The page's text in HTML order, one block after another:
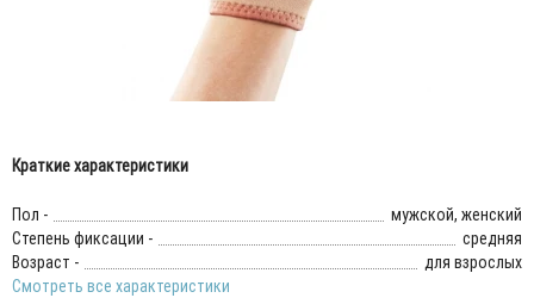
Краткие характеристики
Пол -
мужской, женский
Степень фиксации -
средняя
Возраст -
для взрослых
Смотреть все характеристики